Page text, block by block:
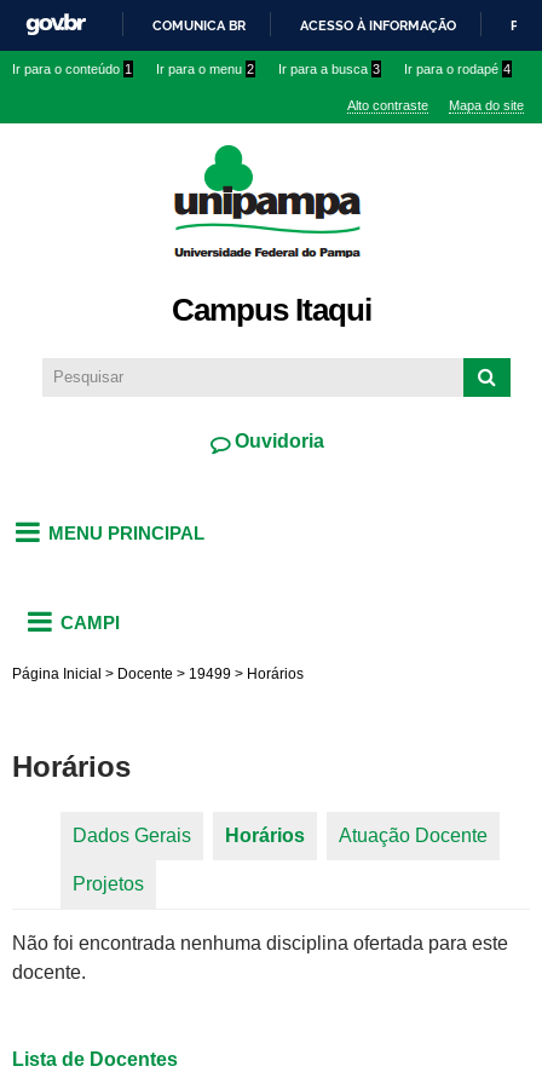
conteúdo
IR
O
COMUNICA BR ACESSO À INFORMAÇÃO
Ir para o conteúdo 1 Ir para o menu 2 Ir para a busca 3 Ir para o rodapé 4
Alto contraste Mapa do site
Campus Itaqui
Ouvidoria
MENU PRINCIPAL
CAMPI
Página Inicial > Docente > 19499 > Horários
Horários
Dados Gerais Horários (aba ativa)
Atuação Docente
Projetos
Não foi encontrada nenhuma disciplina ofertada para este
docente.
Lista de Docentes